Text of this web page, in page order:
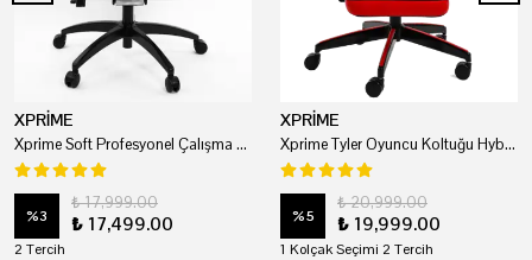
XPRİME
Xprime Soft Profesyonel Çalışma Ve Oyuncu Koltuğu
%3
₺ 17,999.00
₺ 17,499.00
2 Tercih
XPRİME
Xprime Tyler Oyuncu Koltuğu Hybrid Kumaş Kırmızı
%5
₺ 20,999.00
₺ 19,999.00
1 Kolçak Seçimi 2 Tercih